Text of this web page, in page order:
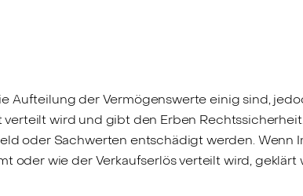
Aufteilung der Vermögenswerte einig sind,
wird und gibt den Erben
oder Sachwerten entschädigt werden. Wenn
oder wie der Verkaufserlös verteilt wird,